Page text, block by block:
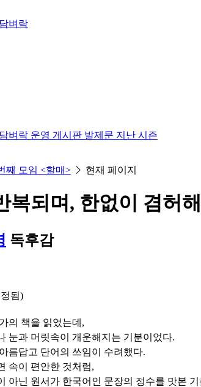
담벼락
담벼락 운영 게시판 발제문 지난 시즌
째 모임 <할매> 현재 페이지
복되며, 한없이 겸허해
독후감
됨)
의 책을 읽었는데,
눈과 머릿속이 개운해지는 기분이었다.
름답고 단어의 쓰임이 수려했다.
속이 편안한 것처럼,
아닌 원서가 한국어인 문장의 정수를 맛본 기